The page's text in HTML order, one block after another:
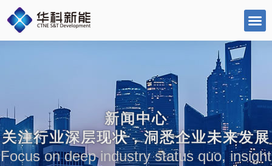
至
新闻中心
关注行业深层现状，洞悉企业未来发展
Focus on deep industry status quo, insight